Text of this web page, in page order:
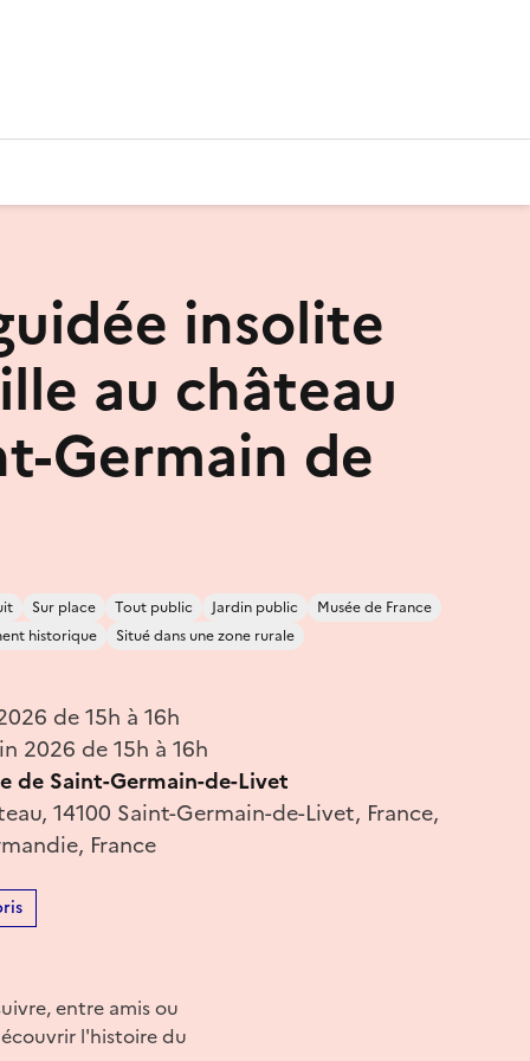
insolite
au château
Germain de
Sur place Tout public Jardin public
Musée de France
historique
Situé dans une zone rurale
de 15h à 16h
2026 de 15h à 16h
de Saint-Germain-de-Livet
14100 Saint-Germain-de-Livet, France,
France
entre amis ou
l'histoire du